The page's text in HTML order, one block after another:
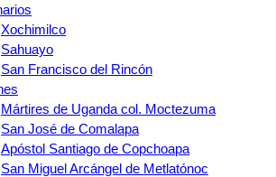
Xochimilco
Sahuayo
San Francisco del Rincón
Mártires de Uganda col. Moctezuma
San José de Comalapa
Apóstol Santiago de Copchoapa
San Miguel Arcángel de Metlatónoc